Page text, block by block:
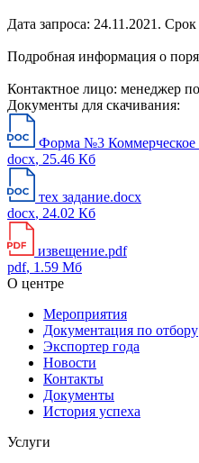
Дата запроса: 24.11.2021.
Подробная информация о
Контактное лицо: менеджер
Документы для скачивания:
Форма №3 Коммерческое
docx, 25.46 Кб
тех задание.docx
docx, 24.02 Кб
извещение.pdf
pdf, 1.59 Мб
О центре
Мероприятия
Документация по отбору
Экспортер года
Новости
Контакты
Документы
История успеха
Услуги